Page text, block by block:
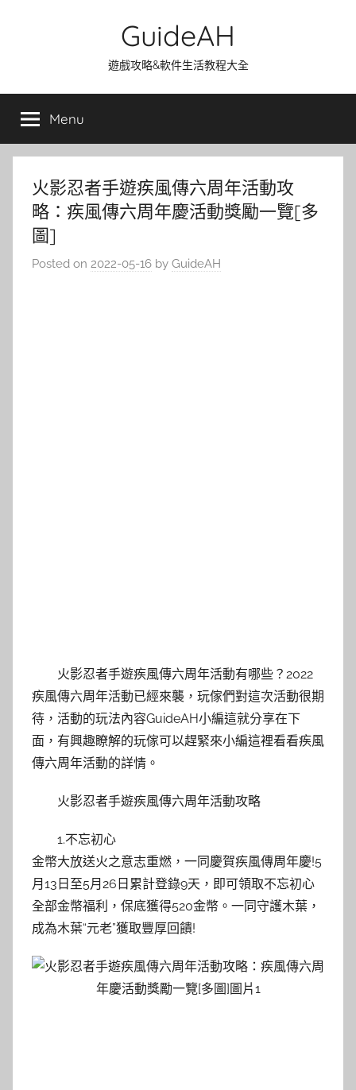
GuideAH
遊戲攻略&軟件生活教程大全
Menu
火影忍者手遊疾風傳六周年活動攻
略：疾風傳六周年慶活動獎勵一覽[多
圖]
Posted on 2022-05-16 by GuideAH
火影忍者手遊疾風傳六周年活動有哪些？2022
疾風傳六周年活動已經來襲，玩傢們對這次活動很期
待，活動的玩法內容GuideAH小編這就分享在下
面，有興趣瞭解的玩傢可以趕緊來小編這裡看看疾風
傳六周年活動的詳情。
火影忍者手遊疾風傳六周年活動攻略
1.不忘初心
金幣大放送火之意志重燃，一同慶賀疾風傳周年慶!5
月13日至5月26日累計登錄9天，即可領取不忘初心
全部金幣福利，保底獲得520金幣。一同守護木葉，
成為木葉“元老”獲取豐厚回饋!